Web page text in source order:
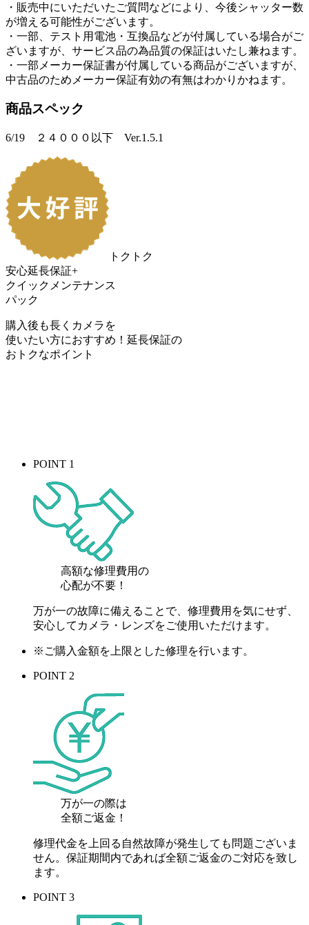
・販売中にいただいたご質問などにより、今後シャッター数
が増える可能性がございます。
・一部、テスト用電池・互換品などが付属している場合がご
ざいますが、サービス品の為品質の保証はいたし兼ねます。
・一部メーカー保証書が付属している商品がございますが、
中古品のためメーカー保証有効の有無はわかりかねます。
商品スペック
6/19 ２４０００以下 Ver.1.5.1
トクトク
安心延長保証+
クイックメンテナンス
パック
購入後も長くカメラを
使いたい方におすすめ！ 延長保証の
おトクなポイント
POINT 1
高額な修理費用の
心配が不要！
万が一の故障に備えることで、修理費用を気にせず、
安心してカメラ・レンズをご使用いただけます。
※ご購入金額を上限とした修理を行います。
POINT 2
万が一の際は
全額ご返金！
修理代金を上回る自然故障が発生しても問題ございま
せん。保証期間内であれば全額ご返金のご対応を致し
ます。
POINT 3